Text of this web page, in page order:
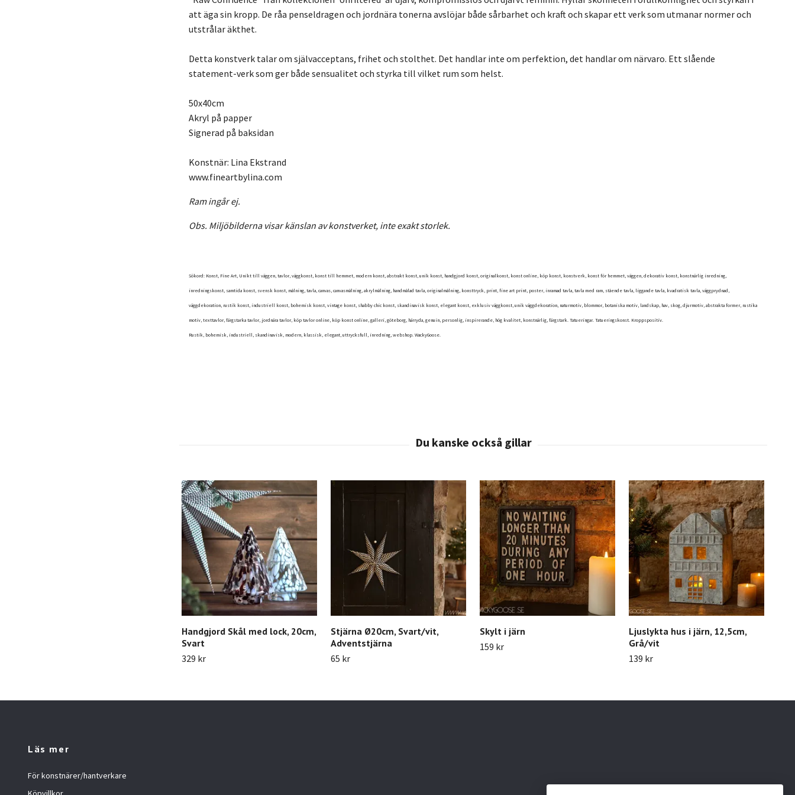
att äga sin kropp. De råa penseldragen och jordnära tonerna avslöjar både sårbarhet och kraft och skapar ett verk som utmanar normer och
utstrålar äkthet.
Detta konstverk talar om självacceptans, frihet och stolthet. Det handlar inte om perfektion, det handlar om närvaro. Ett slående
statement-verk som ger både sensualitet och styrka till vilket rum som helst.
50x40cm
Akryl på papper
Signerad på baksidan
Konstnär: Lina Ekstrand
www.fineartbylina.com
Ram ingår ej.
Obs. Miljöbilderna visar känslan av konstverket, inte exakt storlek.
Sökord: Konst, Fine Art, Unikt till väggen, tavlor, väggkonst, konst till hemmet, modern konst, abstrakt konst, unik konst, handgjord konst, originalkonst, konst online, köp konst, konstverk, konst för hemmet, väggen, dekorativ konst, konstnärlig inredning,
inredningskonst, samtida konst, svensk konst, målning, tavla, canvas, canvasmålning, akrylmålning, handmålad tavla, originalmålning, konsttryck, print, fine art print, poster, inramad tavla, tavla med ram, stående tavla, liggande tavla, kvadratisk tavla, väggprydnad,
väggdekoration, rustik konst, industriell konst, bohemisk konst, vintage konst, shabby chic konst, skandinavisk konst, elegant konst, exklusiv väggkonst, unik väggdekoration, naturmotiv, blommor, botaniska motiv, landskap, hav, skog, djurmotiv, abstrakta former, rustika
motiv, texttavlor, färgstarka tavlor, jordnära tavlor, köp tavlor online, köp konst online, galleri, göteborg, härryda, genuin, personlig, inspirerande, hög kvalitet, konstnärlig, färgstark. Tatueringar. Tatueringskonst. Kroppspositiv.
Rustik, bohemisk, industriell, skandinavisk, modern, klassisk, elegant, uttrycksfull, inredning, webshop. WackyGoose.
Handgjord Skål med lock, 20cm,
Svart
329 kr
Stjärna Ø20cm, Svart/vit,
Adventstjärna
65 kr
Skylt i järn
159 kr
Ljuslykta hus i järn, 12,5cm,
Grå/vit
139 kr
Läs mer
För konstnärer/hantverkare